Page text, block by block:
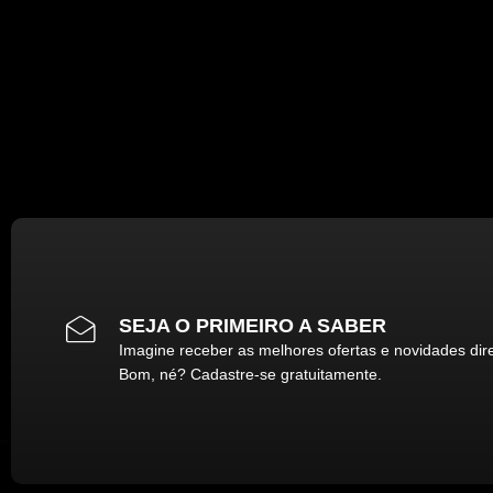
SEJA O PRIMEIRO A SABER
Imagine receber as melhores ofertas e novidades
Bom, né? Cadastre-se gratuitamente.